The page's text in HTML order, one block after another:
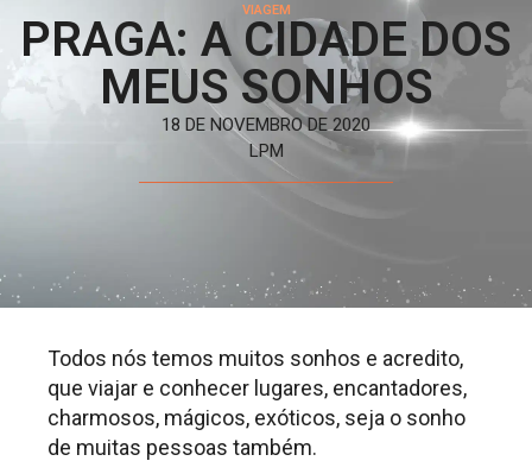
VIAGEM
PRAGA: A CIDADE DOS
MEUS SONHOS
18 DE NOVEMBRO DE 2020
LPM
Todos nós temos muitos sonhos e acredito,
que viajar e conhecer lugares, encantadores,
charmosos, mágicos, exóticos, seja o sonho
de muitas pessoas também.